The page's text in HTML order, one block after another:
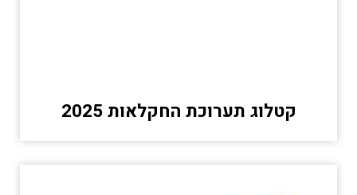
קטלוג תערוכת החקלאות 2025